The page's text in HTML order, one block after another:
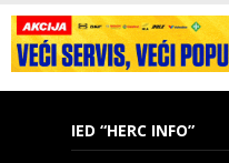
IED “HERC INFO”